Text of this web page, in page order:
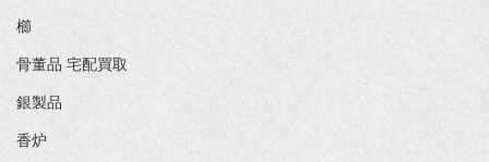
櫛
骨董品 宅配買取
銀製品
香炉